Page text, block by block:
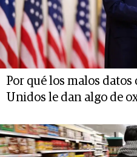
Por qué los malos
Unidos le dan algo de